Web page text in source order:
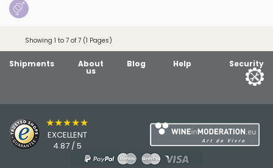
Showing 1 to 7 of 7 (1 Pages)
Shipments About
us
Blog Help Security
★★★★★
EXCELLENT
4.87 / 5